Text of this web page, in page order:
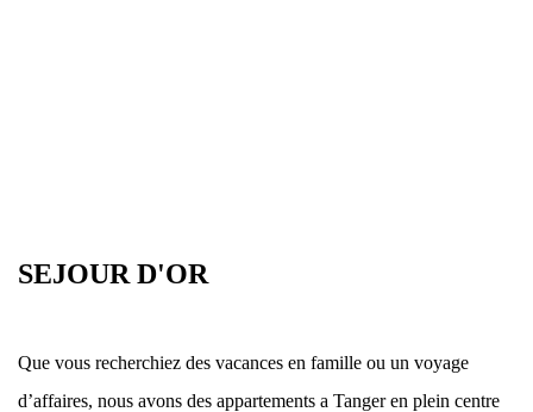
SEJOUR D'OR
Que vous recherchiez des vacances en famille ou un voyage
d’affaires, nous avons des appartements a Tanger en plein centre